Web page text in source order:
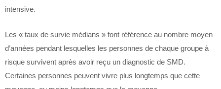
intensive.
Les « taux de survie médians » font référence au nombre moyen
d’années pendant lesquelles les personnes de chaque groupe à
risque survivent après avoir reçu un diagnostic de SMD.
Certaines personnes peuvent vivre plus longtemps que cette